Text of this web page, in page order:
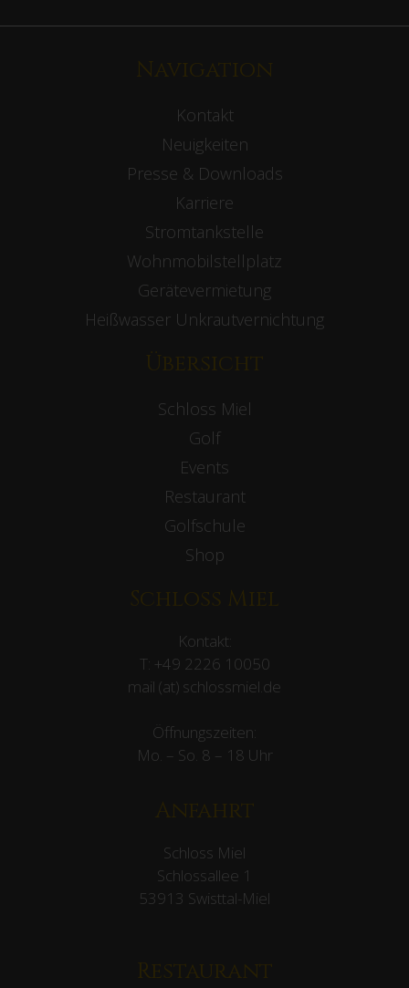
Navigation
Kontakt
Neuigkeiten
Presse & Downloads
Karriere
Stromtankstelle
Wohnmobilstellplatz
Gerätevermietung
Heißwasser Unkrautvernichtung
Übersicht
Schloss Miel
Golf
Events
Restaurant
Golfschule
Shop
Schloss Miel
Kontakt:
T: +49 2226 10050
mail (at) schlossmiel.de
Öffnungszeiten:
Mo. – So. 8 – 18 Uhr
Anfahrt
Schloss Miel
Schlossallee 1
53913 Swisttal-Miel
Restaurant